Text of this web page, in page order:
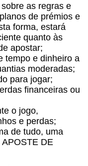
as regras e
de prémios e
forma, estará
quanto às
apostar;
tempo e dinheiro a
moderadas;
para jogar;
financeiras ou
o jogo,
e perdas;
de tudo, uma
DE